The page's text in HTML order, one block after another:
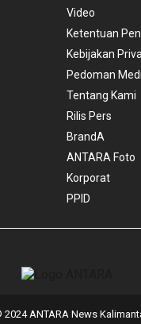
Video
Ketentuan
Kebijakan
Pedoman
Tentang Kami
Rilis Pers
BrandA
ANTARA Foto
Korporat
PPID
ANTARA News